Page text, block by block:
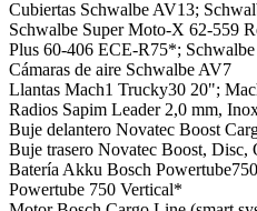
Cubiertas Schwalbe AV13;
Schwalbe Super Moto-X 62-559
Plus 60-406 ECE-R75*;
Cámaras de aire Schwalbe AV7
Llantas Mach1 Trucky30 20";
Radios Sapim Leader 2,0 mm,
Buje delantero Novatec Boost
Buje trasero Novatec Boost, Disc,
Batería Akku Bosch
Powertube 750 Vertical*